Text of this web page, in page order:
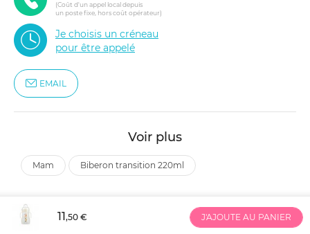
(Coût d'un appel local depuis
un poste fixe, hors coût opérateur)
Je choisis un créneau
pour être appelé
EMAIL
Voir plus
mam biberon transition 220ml
11,50 € J'AJOUTE AU PANIER